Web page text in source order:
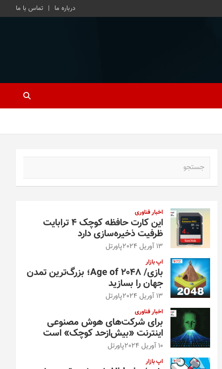
درباره ما تماس با ما
اخبار فناوری
این کارت حافظه کوچک ۴ ترابایت
ظرفیت ذخیره‌سازی دارد
13 آوریل 2024 پاورتل
اپ بازار
بازی/ Age of 2048؛ بزرگ‌ترین تمدن
جهان را بسازید
13 آوریل 2024 پاورتل
اخبار فناوری
برای شرکت‌های هوش مصنوعی
اینترنت «بیش‌از‌حد کوچک» است
10 آوریل 2024 پاورتل
اپ بازار